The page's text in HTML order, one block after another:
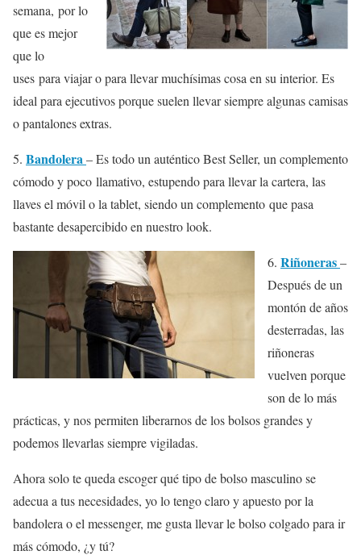
semana, por lo
que es mejor
que lo
uses para viajar o para llevar muchísimas cosa en su interior. Es
ideal para ejecutivos porque suelen llevar siempre algunas camisas
o pantalones extras.
5. Bandolera– Es todo un auténtico Best Seller, un complemento
cómodo y poco llamativo, estupendo para llevar la cartera, las
llaves el móvil o la tablet, siendo un complemento que pasa
bastante desapercibido en nuestro look.
6. Riñoneras–
Después de un
montón de años
desterradas, las
riñoneras
vuelven porque
son de lo más
prácticas, y nos permiten liberarnos de los bolsos grandes y
podemos llevarlas siempre vigiladas.
Ahora solo te queda escoger qué tipo de bolso masculino se
adecua a tus necesidades, yo lo tengo claro y apuesto por la
bandolera o el messenger, me gusta llevar le bolso colgado para ir
más cómodo, ¿y tú?